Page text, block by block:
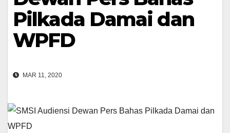
Pilkada Damai dan
WPFD
MAR 11, 2020